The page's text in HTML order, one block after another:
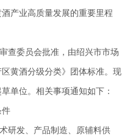
产业高质量发展的重要里程
委员会批准，由绍兴市市场
黄酒分级分类》团体标准。现
单位。相关事项通知如下：
件
发、产品制造、原辅料供